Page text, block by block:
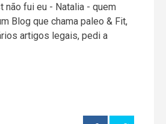
não fui eu - Natalia - quem
Blog que chama paleo & Fit,
artigos legais, pedi a